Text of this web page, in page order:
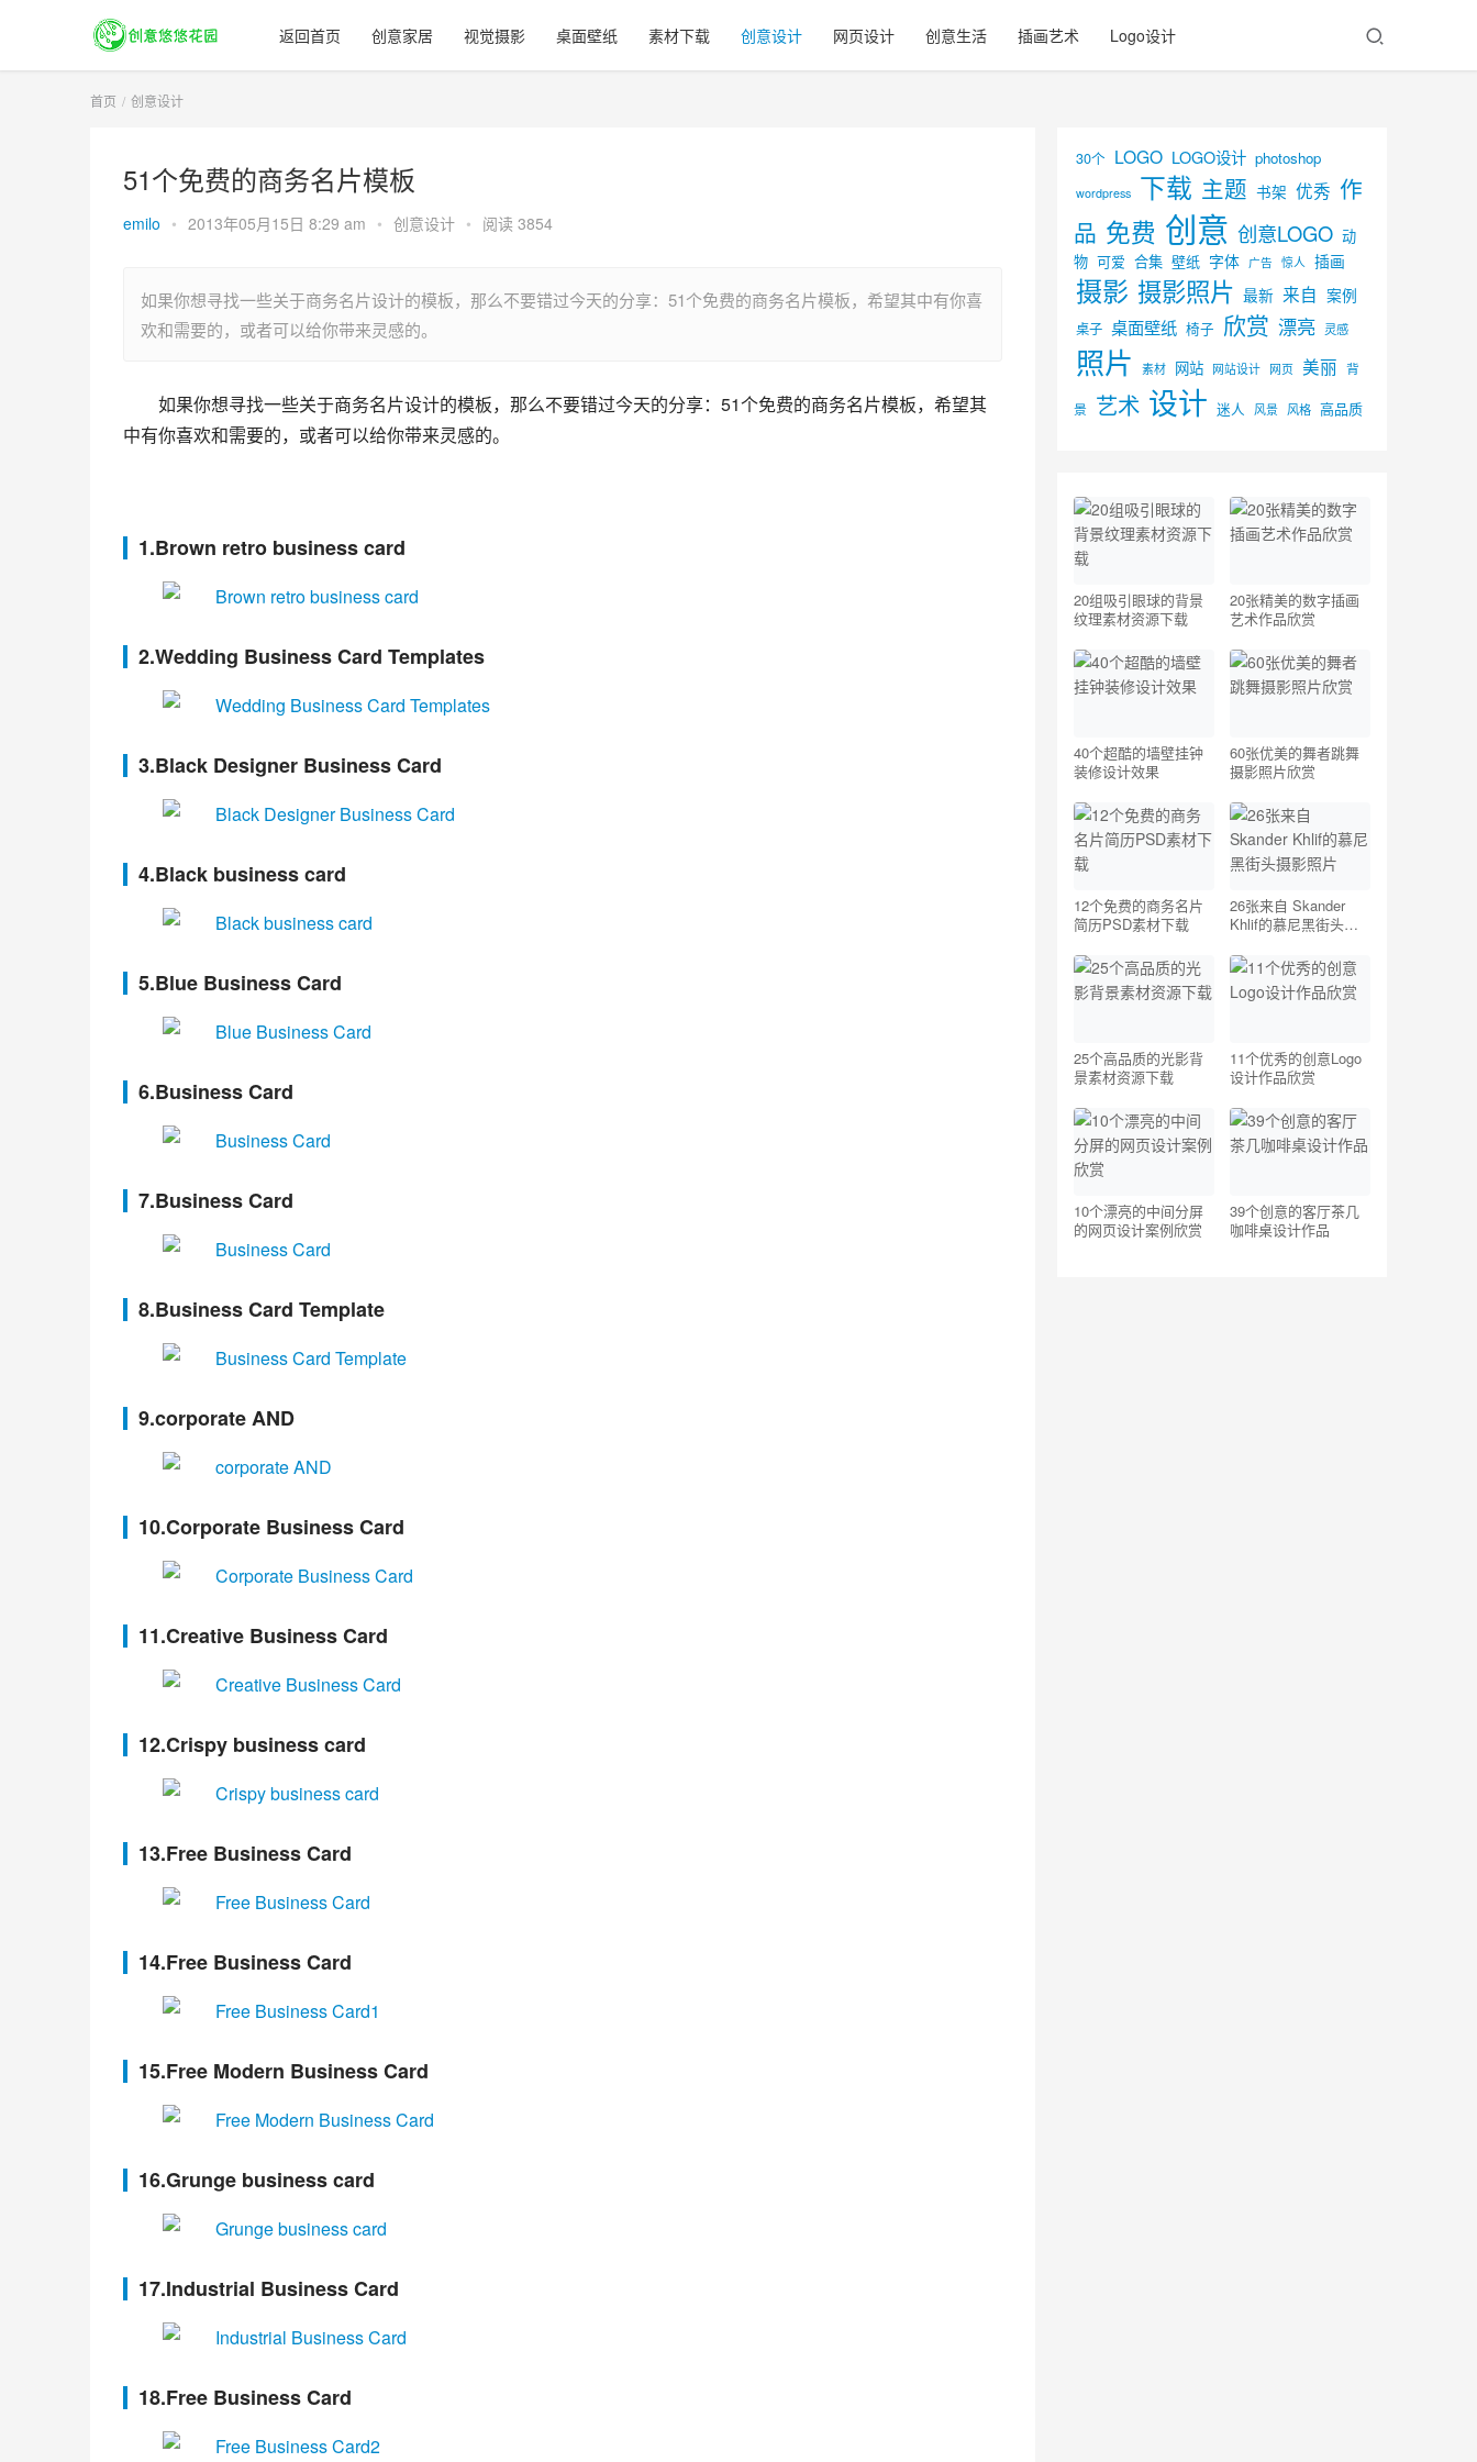
返回首页 创意家居 视觉摄影 桌面壁纸 素材下载 创意设计 网页设计 创意生活 插画艺术 Logo设计
首页 创意设计
51个免费的商务名片模板
emilo • 2013年05月15日 8:29 am • 创意设计 • 阅读 3854
如果你想寻找一些关于商务名片设计的模板，那么不要错过今天的分享：51个免费的商务名片模板，希望其中有你喜
欢和需要的，或者可以给你带来灵感的。
如果你想寻找一些关于商务名片设计的模板，那么不要错过今天的分享：51个免费的商务名片模板，希望其
中有你喜欢和需要的，或者可以给你带来灵感的。
1.Brown retro business card
2.Wedding Business Card Templates
3.Black Designer Business Card
4.Black business card
5.Blue Business Card
6.Business Card
7.Business Card
8.Business Card Template
9.corporate AND
10.Corporate Business Card
11.Creative Business Card
12.Crispy business card
13.Free Business Card
14.Free Business Card
15.Free Modern Business Card
16.Grunge business card
17.Industrial Business Card
18.Free Business Card
30个 LOGO LOGO设计 photoshop
wordpress 下载 主题 书架 优秀 作
品 免费 创意 创意LOGO 动
物 可爱 合集 壁纸 字体 广告 惊人 插画
摄影 摄影照片 最新 来自 案例
桌子 桌面壁纸 椅子 欣赏 漂亮 灵感
照片 素材 网站 网站设计 网页 美丽 背
景 艺术 设计 迷人 风景 风格 高品质
20组吸引眼球的背景
纹理素材资源下载
20张精美的数字插画
艺术作品欣赏
40个超酷的墙壁挂钟
装修设计效果
60张优美的舞者跳舞
摄影照片欣赏
12个免费的商务名片
简历PSD素材下载
26张来自 Skander
Khlif的慕尼黑街头摄
25个高品质的光影背
景素材资源下载
11个优秀的创意Logo
设计作品欣赏
10个漂亮的中间分屏
的网页设计案例欣赏
39个创意的客厅茶几
咖啡桌设计作品